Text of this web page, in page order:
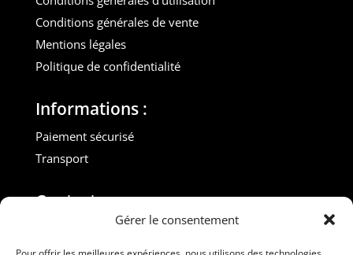
Gérer le consentement
Conditions générales de vente
Mentions légales
Politique de confidentialité
Informations :
Paiement sécurisé
Transport
Contact :
M. Gilles ROUVEYROL
Tél. : +33(0)6 07 72 40 47